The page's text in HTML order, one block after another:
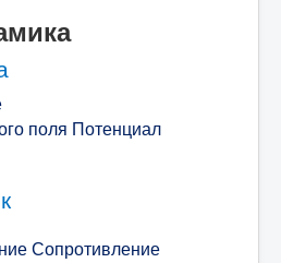
поля Потенциал
Сопротивление